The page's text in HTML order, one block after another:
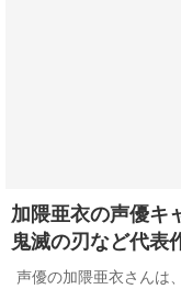
加隈亜衣の声優キ
鬼滅の刃など代表
声優の加隈亜衣さんは